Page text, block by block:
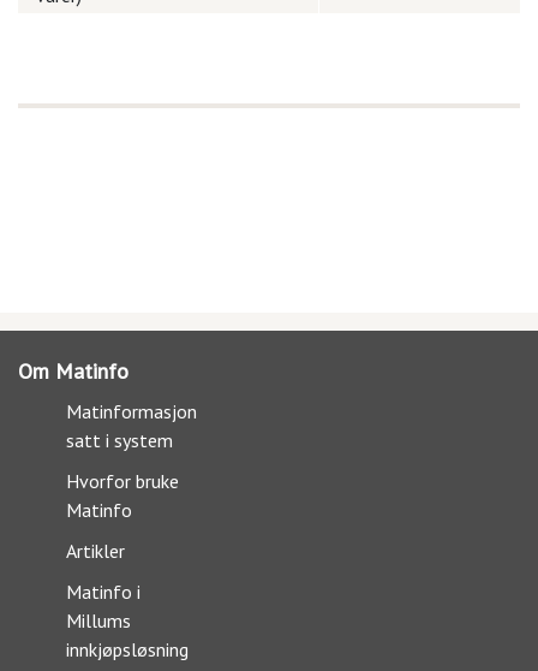
Om Matinfo
Matinformasjon
satt i system
Hvorfor bruke
Matinfo
Artikler
Matinfo i
Millums
innkjøpsløsning